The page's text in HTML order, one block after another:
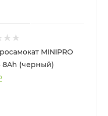
MINIPRO
8Ah (черный)